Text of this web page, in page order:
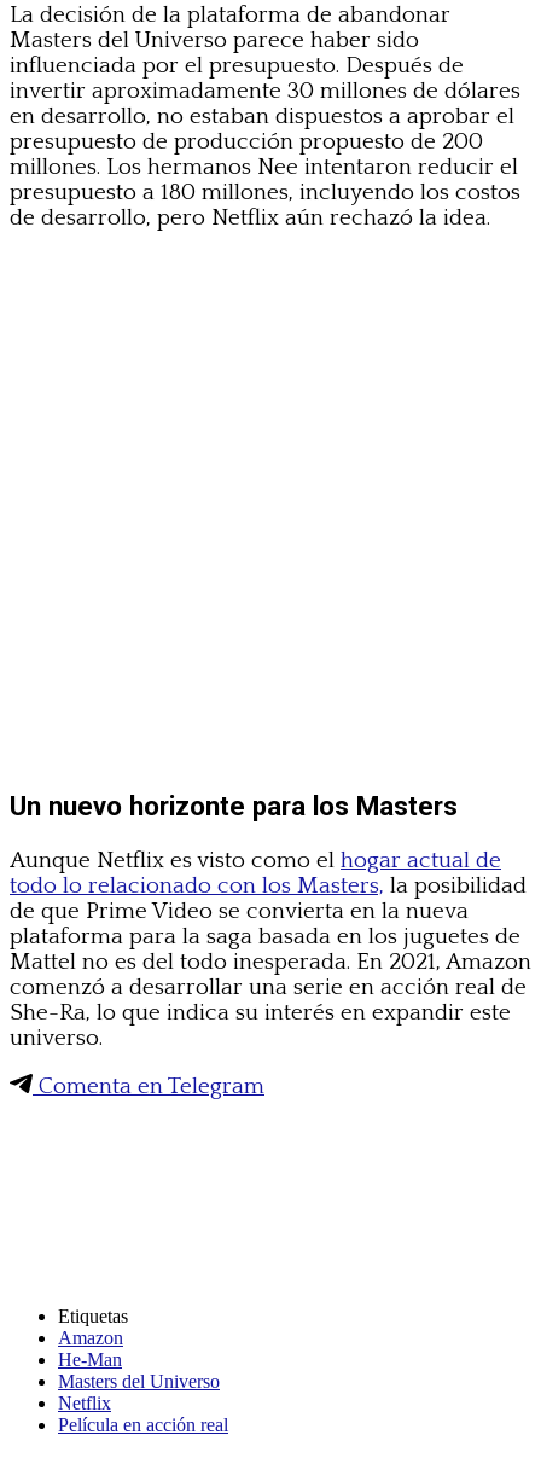
La decisión de la plataforma de abandonar
Masters del Universo parece haber sido
influenciada por el presupuesto. Después de
invertir aproximadamente 30 millones de dólares
en desarrollo, no estaban dispuestos a aprobar el
presupuesto de producción propuesto de 200
millones. Los hermanos Nee intentaron reducir el
presupuesto a 180 millones, incluyendo los costos
de desarrollo, pero Netflix aún rechazó la idea.
Un nuevo horizonte para los Masters
Aunque Netflix es visto como el hogar actual de
todo lo relacionado con los Masters, la posibilidad
de que Prime Video se convierta en la nueva
plataforma para la saga basada en los juguetes de
Mattel no es del todo inesperada. En 2021, Amazon
comenzó a desarrollar una serie en acción real de
She-Ra, lo que indica su interés en expandir este
universo.
Comenta en Telegram
Etiquetas
Amazon
He-Man
Masters del Universo
Netflix
Película en acción real